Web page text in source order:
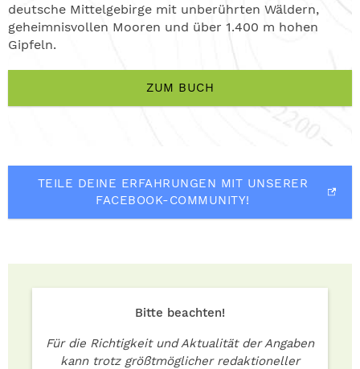
deutsche Mittelgebirge mit unberührten Wäldern,
geheimnisvollen Mooren und über 1.400 m hohen
Gipfeln.
ZUM BUCH
TEILE DEINE ERFAHRUNGEN MIT UNSERER
FACEBOOK-COMMUNITY!
Bitte beachten!
Für die Richtigkeit und Aktualität der Angaben
kann trotz größtmöglicher redaktioneller